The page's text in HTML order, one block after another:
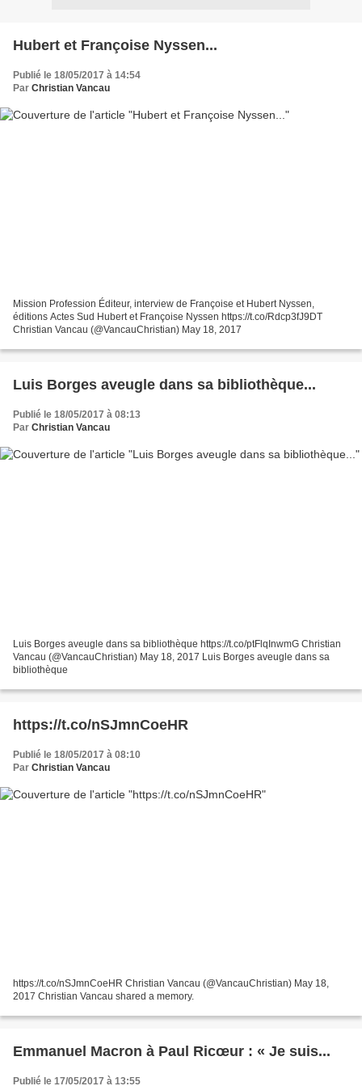
Hubert et Françoise Nyssen...
Publié le 18/05/2017 à 14:54
Par Christian Vancau
Mission Profession Éditeur, interview de Françoise et Hubert Nyssen,
éditions Actes Sud Hubert et Françoise Nyssen https://t.co/Rdcp3fJ9DT
Christian Vancau (@VancauChristian) May 18, 2017
Luis Borges aveugle dans sa bibliothèque...
Publié le 18/05/2017 à 08:13
Par Christian Vancau
Luis Borges aveugle dans sa bibliothèque https://t.co/ptFlqInwmG Christian
Vancau (@VancauChristian) May 18, 2017 Luis Borges aveugle dans sa
bibliothèque
https://t.co/nSJmnCoeHR
Publié le 18/05/2017 à 08:10
Par Christian Vancau
https://t.co/nSJmnCoeHR Christian Vancau (@VancauChristian) May 18,
2017 Christian Vancau shared a memory.
Emmanuel Macron à Paul Ricœur : « Je suis...
Publié le 17/05/2017 à 13:55